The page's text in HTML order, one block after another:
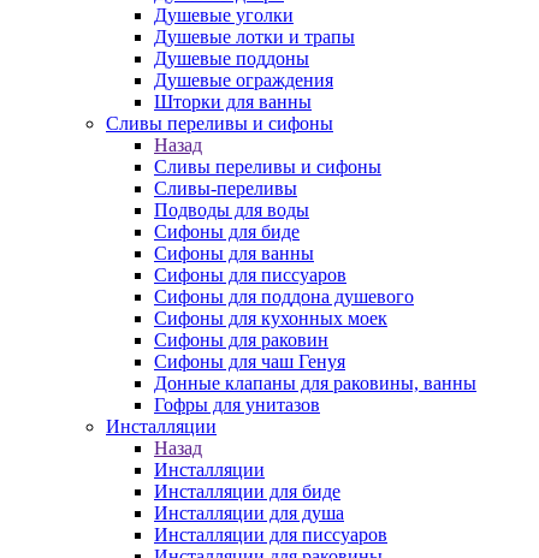
Душевые уголки
Душевые лотки и трапы
Душевые поддоны
Душевые ограждения
Шторки для ванны
Сливы переливы и сифоны
Назад
Сливы переливы и сифоны
Сливы-переливы
Подводы для воды
Сифоны для биде
Сифоны для ванны
Сифоны для писсуаров
Сифоны для поддона душевого
Сифоны для кухонных моек
Сифоны для раковин
Сифоны для чаш Генуя
Донные клапаны для раковины, ванны
Гофры для унитазов
Инсталляции
Назад
Инсталляции
Инсталляции для биде
Инсталляции для душа
Инсталляции для писсуаров